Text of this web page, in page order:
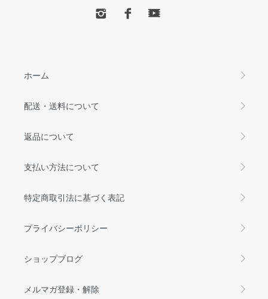
ホーム
配送・送料について
返品について
支払い方法について
特定商取引法に基づく表記
プライバシーポリシー
ショップブログ
メルマガ登録・解除